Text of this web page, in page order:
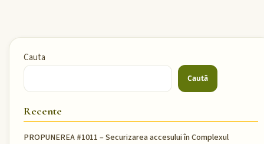
Cauta
Caută
Recente
PROPUNEREA #1011 – Securizarea accesului în Complexul